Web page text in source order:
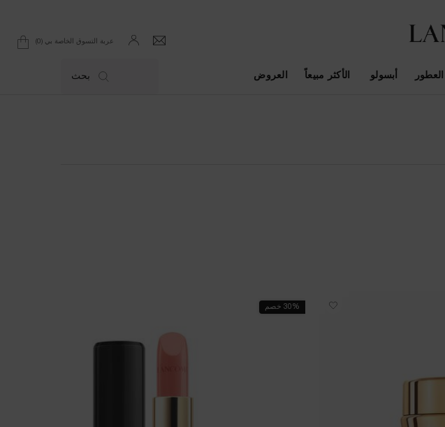
عربة التسوق الخاصة بي 0
0 product in cart
العطور أبسولو ​ الأكثر مبيعاً العروض بحث
30% خصم